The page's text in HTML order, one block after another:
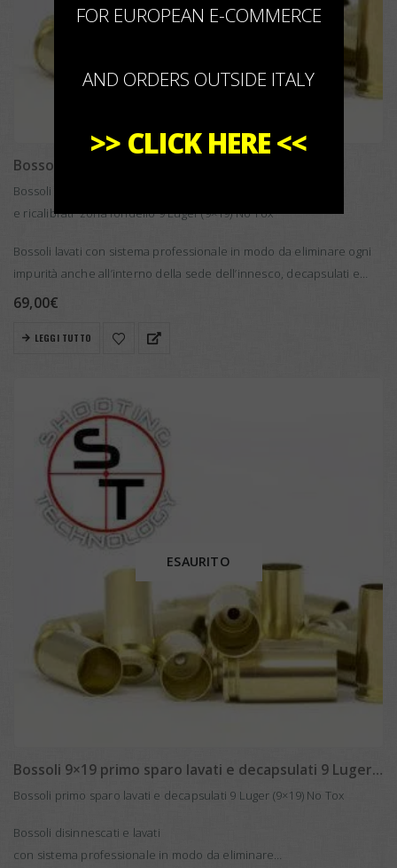
Bossoli Ricalibrati 9×19 lavati e decapsulati
Bossoli primo sparo lavati,decapsulati
e ricalibrati zona fondello 9 Luger (9×19) No Tox
Bossoli lavati con sistema professionale in modo da eliminare ogni
impurità anche all’interno della sede dell’innesco, decapsulati e
ricalibrati …
69,00€
LEGGI TUTTO
ESAURITO
Bossoli 9×19 primo sparo lavati e decapsulati 9 Luger (x 1000)
Bossoli primo sparo lavati e decapsulati 9 Luger (9×19) No Tox
Bossoli disinnescati e lavati
con sistema professionale in modo da eliminare
FOR EUROPEAN E-COMMERCE
AND ORDERS OUTSIDE ITALY
>> CLICK HERE<<